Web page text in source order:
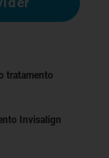
tratamento
Invisalign